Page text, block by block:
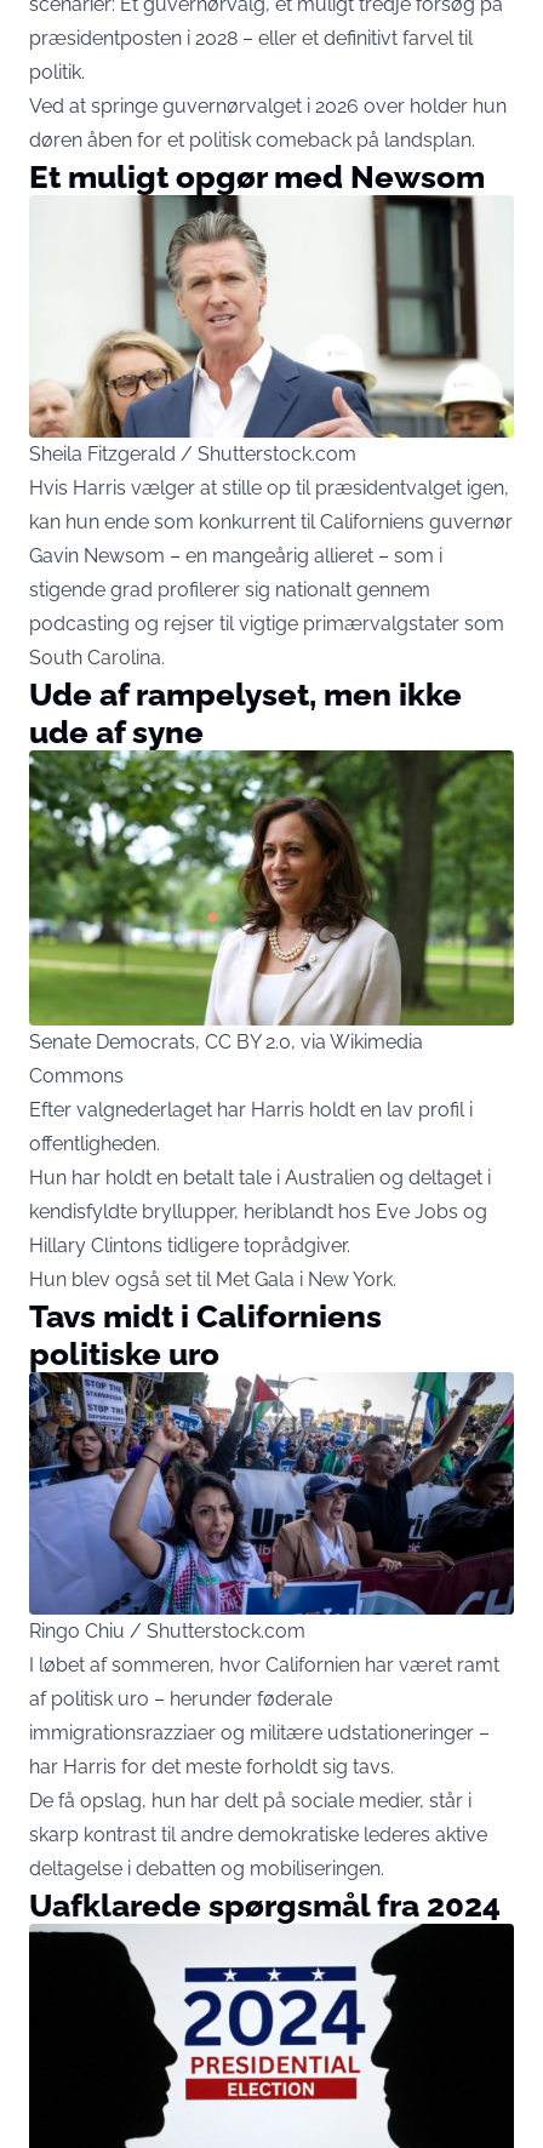
scenarier: Et guvernørvalg, et muligt tredje forsøg på
præsidentposten i 2028 – eller et definitivt farvel til
politik.
Ved at springe guvernørvalget i 2026 over holder hun
døren åben for et politisk comeback på landsplan.
Et muligt opgør med Newsom
Sheila Fitzgerald / Shutterstock.com
Hvis Harris vælger at stille op til præsidentvalget igen,
kan hun ende som konkurrent til Californiens guvernør
Gavin Newsom – en mangeårig allieret – som i
stigende grad profilerer sig nationalt gennem
podcasting og rejser til vigtige primærvalgstater som
South Carolina.
Ude af rampelyset, men ikke
ude af syne
Senate Democrats, CC BY 2.0, via Wikimedia
Commons
Efter valgnederlaget har Harris holdt en lav profil i
offentligheden.
Hun har holdt en betalt tale i Australien og deltaget i
kendisfyldte bryllupper, heriblandt hos Eve Jobs og
Hillary Clintons tidligere toprådgiver.
Hun blev også set til Met Gala i New York.
Tavs midt i Californiens
politiske uro
Ringo Chiu / Shutterstock.com
I løbet af sommeren, hvor Californien har været ramt
af politisk uro – herunder føderale
immigrationsrazziaer og militære udstationeringer –
har Harris for det meste forholdt sig tavs.
De få opslag, hun har delt på sociale medier, står i
skarp kontrast til andre demokratiske lederes aktive
deltagelse i debatten og mobiliseringen.
Uafklarede spørgsmål fra 2024